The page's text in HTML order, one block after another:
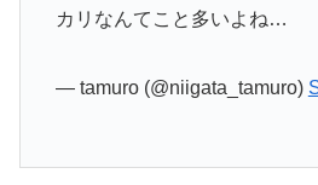
カリなんてこと多いよね…
— tamuro (@niigata_tamuro)